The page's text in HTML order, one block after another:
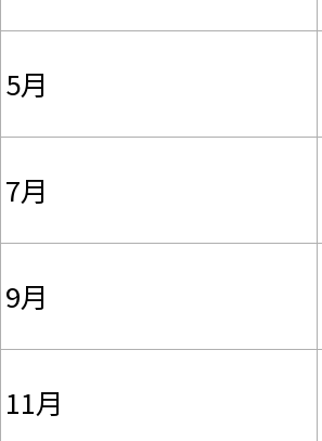
5月
7月
9月
11月